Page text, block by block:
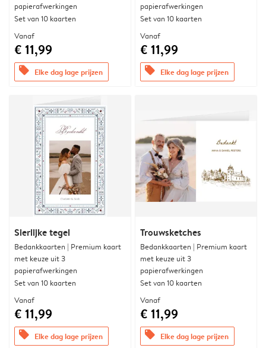
papierafwerkingen
Set van 10 kaarten
Vanaf
€ 11,99
offers Elke dag lage prijzen
papierafwerkingen
Set van 10 kaarten
Vanaf
€ 11,99
offers Elke dag lage prijzen
Sierlijke tegel
Bedankkaarten | Premium kaart
met keuze uit 3
papierafwerkingen
Set van 10 kaarten
Vanaf
€ 11,99
offers Elke dag lage prijzen
Trouwsketches
Bedankkaarten | Premium kaart
met keuze uit 3
papierafwerkingen
Set van 10 kaarten
Vanaf
€ 11,99
offers Elke dag lage prijzen